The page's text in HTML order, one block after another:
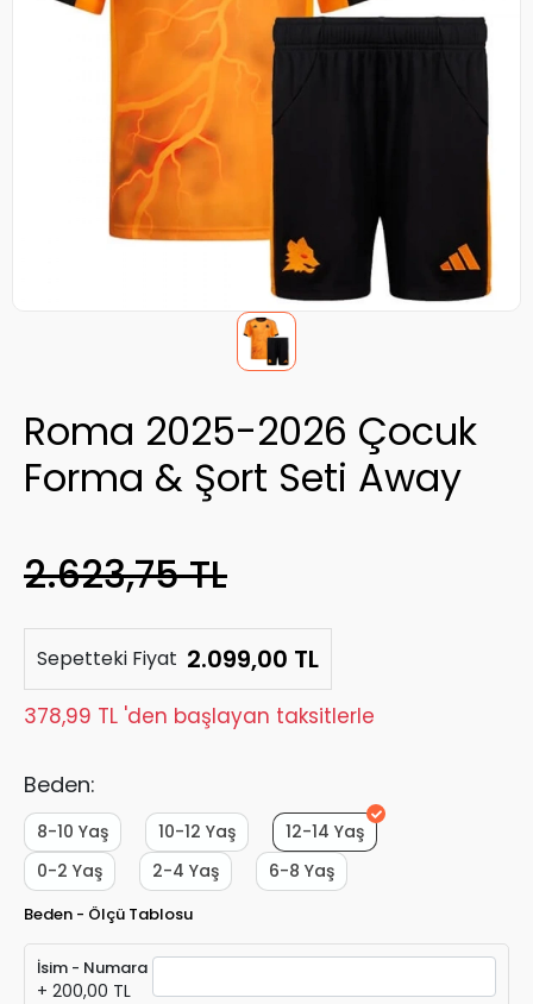
Roma 2025-2026 Çocuk
Forma & Şort Seti Away
2.623,75 TL
Sepetteki Fiyat 2.099,00 TL
378,99 TL 'den başlayan taksitlerle
Beden:
12-14 Yaş
10-12 Yaş
8-10 Yaş
6-8 Yaş
2-4 Yaş
0-2 Yaş
Beden - Ölçü Tablosu
İsim - Numara
+ 200,00 TL